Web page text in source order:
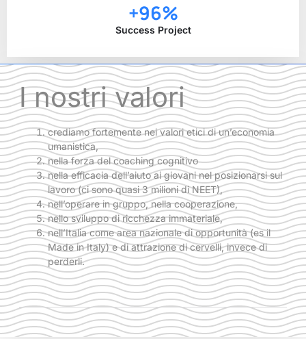
Success Project
+96%
I nostri valori
crediamo fortemente nei valori etici di un’economia
umanistica,
nella forza del coaching cognitivo
nella efficacia dell’aiuto ai giovani nel posizionarsi sul
lavoro (ci sono quasi 3 milioni di NEET),
nell’operare in gruppo, nella cooperazione,
nello sviluppo di ricchezza immateriale,
nell’Italia come area nazionale di opportunità (es il
Made in Italy) e di attrazione di cervelli, invece di
perderli.